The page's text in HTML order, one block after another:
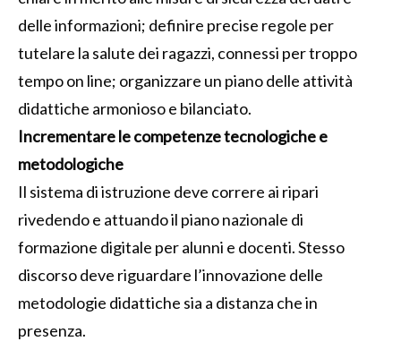
delle informazioni; definire precise regole per
tutelare la salute dei ragazzi, connessi per troppo
tempo on line; organizzare un piano delle attività
didattiche armonioso e bilanciato.
Incrementare le competenze tecnologiche e
metodologiche
Il sistema di istruzione deve correre ai ripari
rivedendo e attuando il piano nazionale di
formazione digitale per alunni e docenti. Stesso
discorso deve riguardare l’innovazione delle
metodologie didattiche sia a distanza che in
presenza.